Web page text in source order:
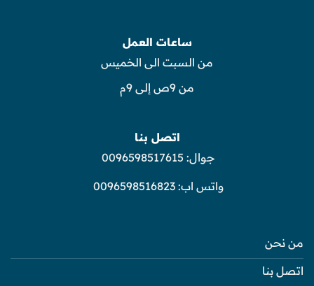
ساعات العمل
من السبت الى الخميس
من 9ص إلى 9م
اتصل بنا
جوال: 0096598517615
واتس اب:0096598516823
من نحن
اتصل بنا